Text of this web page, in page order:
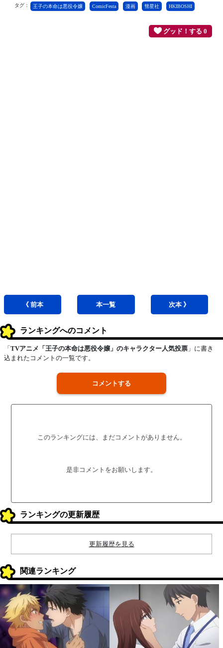
タグ： 王子の本命は悪役令嬢 ComicFesta 漫画 彗星社 HKIBOSHI
グッド！する 0
《 前本 本一覧 次本 》
ランキングへのコメント
「 TVアニメ「王子の本命は悪役令嬢」のキャラクター人気投票 」に書き
込まれたコメントの一覧です。
コメントする
このランキングには、まだコメントがありません。
是非コメントをお願いします。
ランキングの更新履歴
更新履歴を見る
関連ランキング